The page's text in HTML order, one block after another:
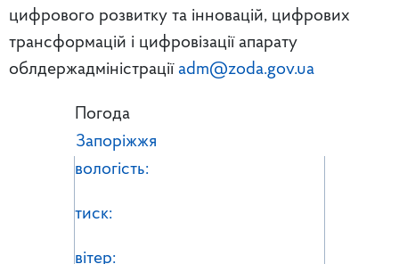
цифрового розвитку та інновацій, цифрових
трансформацій і цифровізації апарату
облдержадміністрації adm@zoda.gov.ua
Погода
Запоріжжя
вологість:
тиск:
вітер: